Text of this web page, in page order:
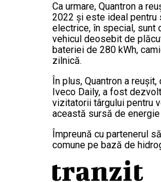
Ca urmare, Quantron a
2022 și este ideal pentru
electrice, în special, sunt
vehicul deosebit de
bateriei de 280 kWh,
zilnică.
În plus, Quantron a
Iveco Daily, a fost
vizitatorii târgului pentru
această sursă de energie
Împreună cu partenerul
comune pe bază de